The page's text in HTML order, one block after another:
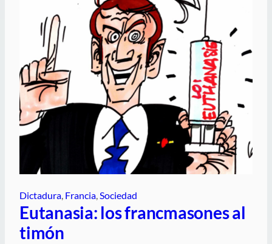
Dictadura, Francia, Sociedad
Eutanasia: los francmasones al
timón